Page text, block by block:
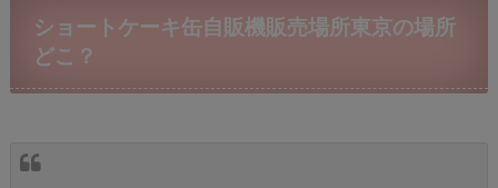
ショートケーキ缶自販機販売場所東京の場所
どこ？